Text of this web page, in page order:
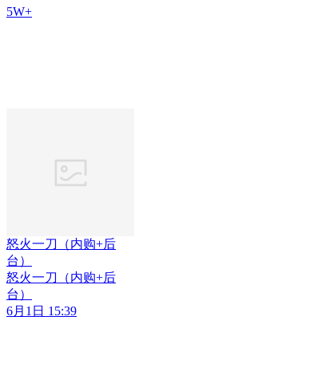
5W+
怒火一刀（内购+后
台）
怒火一刀（内购+后
台）
6月1日 15:39